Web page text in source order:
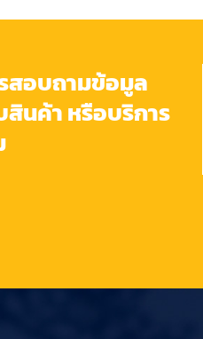
สอบถามข้อมูล
สินค้า หรือบริการ